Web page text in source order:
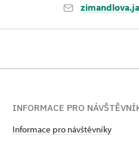
INFORMACE PRO
Informace pro návštěvníky